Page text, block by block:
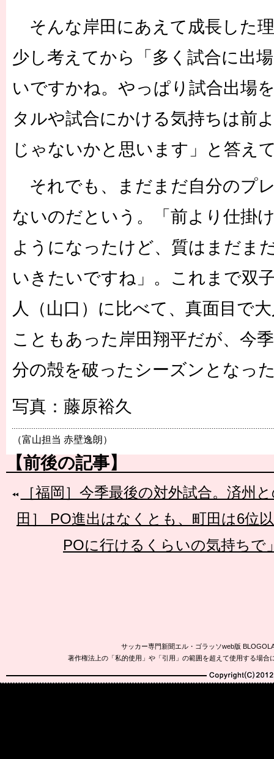
そんな岸田にあえて成長した
少し考えてから「多く試合に出
いですかね。やっぱり試合出場
タルや試合にかける気持ちは前
じゃないかと思います」と答え
それでも、まだまだ自分のプ
ないのだという。「前より仕掛
ようになったけど、質はまだ
いきたいですね」。これまで双
人（山口）に比べて、真面目で
こともあった岸田翔平だが、今
分の殻を破ったシーズンとなっ
写真：藤原裕久
（富山担当 赤壁逸朗）
【前後の記事】
［福岡］今季最後の対外試合。済州
田］ PO進出はなくとも、町田は6位
POに行けるくらいの気持ちで
サッカー専門新聞エル・ゴラッソweb版
著作権法上の「私的使用」や「引用」の範囲を超えて使用する場
Copyright(C)2010-